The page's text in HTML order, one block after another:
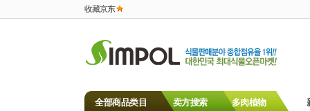
收藏京东
全部商品类目 卖方搜索 多肉植物